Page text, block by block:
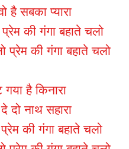
है सबका प्यारा
की गंगा बहाते चलो
प्रेम की गंगा बहाते चलो
है किनारा
दो नाथ सहारा
की गंगा बहाते चलो